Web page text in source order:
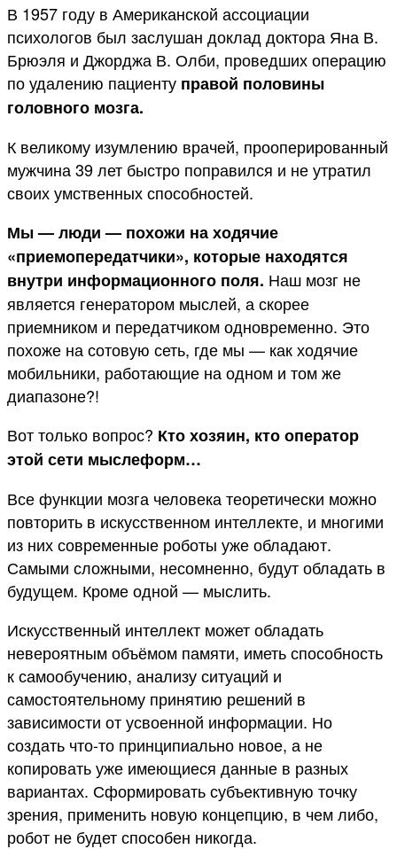
В 1957 году в Американской ассоциации
психологов был заслушан доклад доктора Яна В.
Брюэля и Джорджа В. Олби, проведших операцию
по удалению пациенту правой половины
головного мозга.
К великому изумлению врачей, прооперированный
мужчина 39 лет быстро поправился и не утратил
своих умственных способностей.
Мы — люди — похожи на ходячие
«приемопередатчики», которые находятся
внутри информационного поля. Наш мозг не
является генератором мыслей, а скорее
приемником и передатчиком одновременно. Это
похоже на сотовую сеть, где мы — как ходячие
мобильники, работающие на одном и том же
диапазоне?!
Вот только вопрос? Кто хозяин, кто оператор
этой сети мыслеформ…
Все функции мозга человека теоретически можно
повторить в искусственном интеллекте, и многими
из них современные роботы уже обладают.
Самыми сложными, несомненно, будут обладать в
будущем. Кроме одной — мыслить.
Искусственный интеллект может обладать
невероятным объёмом памяти, иметь способность
к самообучению, анализу ситуаций и
самостоятельному принятию решений в
зависимости от усвоенной информации. Но
создать что-то принципиально новое, а не
копировать уже имеющиеся данные в разных
вариантах. Сформировать субъективную точку
зрения, применить новую концепцию, в чем либо,
робот не будет способен никогда.